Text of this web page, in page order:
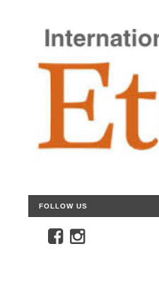
FOLLOW US